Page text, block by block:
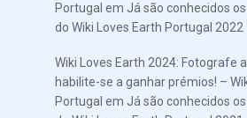
Portugal em Já são conhecidos
do Wiki Loves Earth Portugal 2022
Wiki Loves Earth 2024: Fotografe
habilite-se a ganhar prémios! –
Portugal em Já são conhecidos